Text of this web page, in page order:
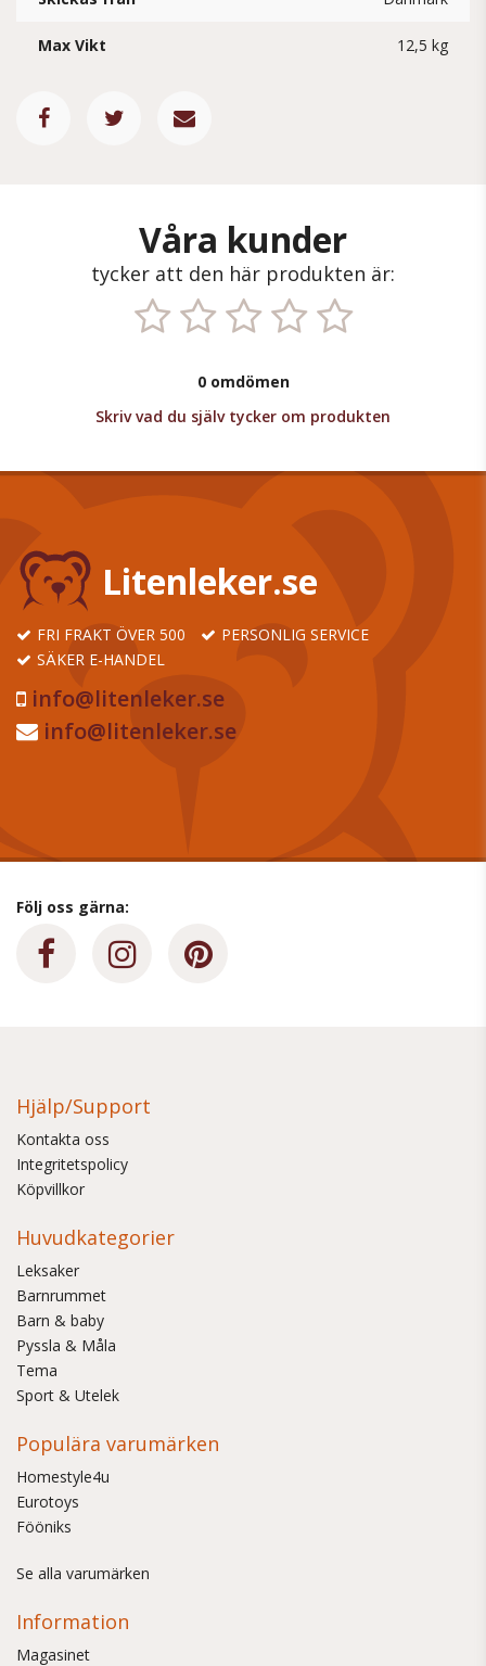
Max Vikt 12,5 kg
Våra kunder
tycker att den här produkten är:
0 omdömen
Skriv vad du själv tycker om produkten
Litenleker.se
FRI FRAKT ÖVER 500
PERSONLIG SERVICE
SÄKER E-HANDEL
info@litenleker.se
info@litenleker.se
Följ oss gärna:
Hjälp/Support
Kontakta oss
Integritetspolicy
Köpvillkor
Huvudkategorier
Leksaker
Barnrummet
Barn & baby
Pyssla & Måla
Tema
Sport & Utelek
Populära varumärken
Homestyle4u
Eurotoys
Fööniks
Se alla varumärken
Information
Magasinet